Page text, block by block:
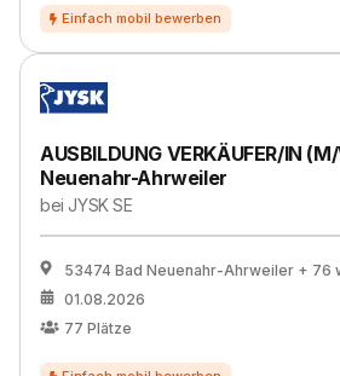
AUSBILDUNG VERKÄUFER/IN
Neuenahr-Ahrweiler
bei JYSK SE
53474 Bad Neuenahr-Ahrweiler + 76
01.08.2026
77 Plätze